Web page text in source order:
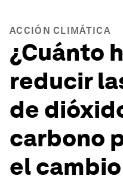
ACCIÓN CLIMÁTICA
¿Cuánto
reducir
de
carbono
el